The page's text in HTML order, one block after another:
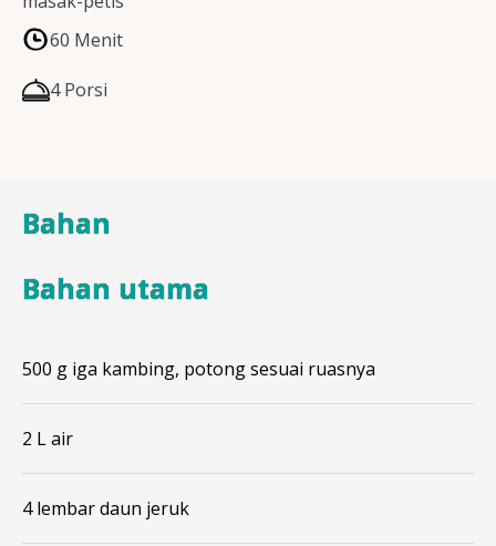
60 Menit
4 Porsi
Bahan
Bahan utama
500 g iga kambing, potong sesuai ruasnya
2 L air
4 lembar daun jeruk